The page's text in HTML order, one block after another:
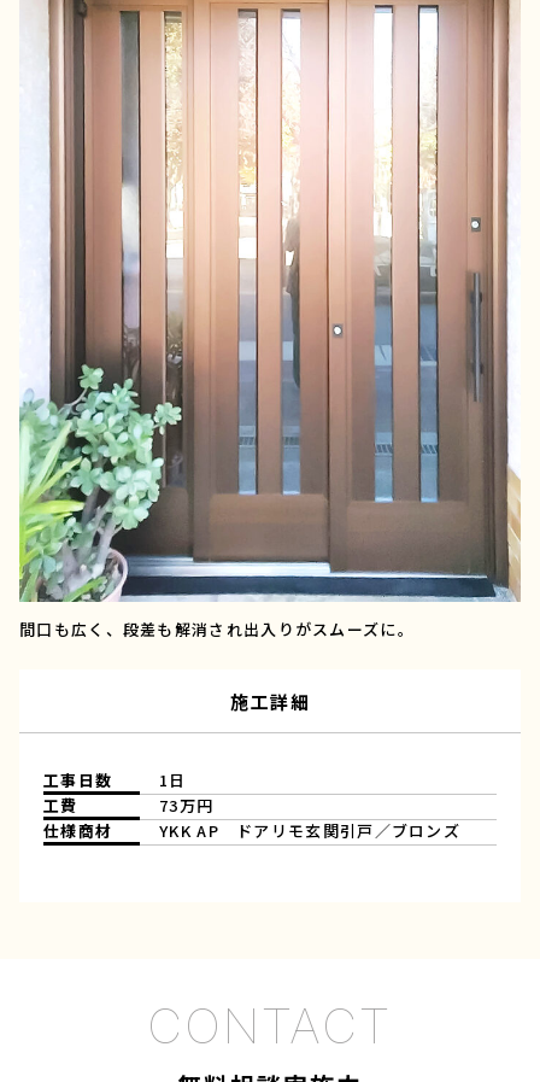
間口も広く、段差も解消され出入りがスムーズに。
施工詳細
工事日数
1日
工費
73万円
仕様商材
YKK AP ドアリモ玄関引戸／ブロンズ